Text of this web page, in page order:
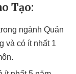
Tạo:
ngành Quản
và có ít nhất 1